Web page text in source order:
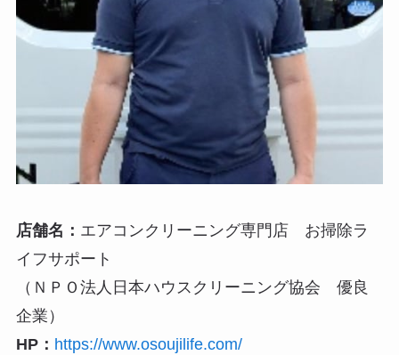
店舗名： エアコンクリーニング専門店 お掃除ラ
イフサポート
（ＮＰＯ法人日本ハウスクリーニング協会 優良
企業）
HP： https://www.osoujilife.com/